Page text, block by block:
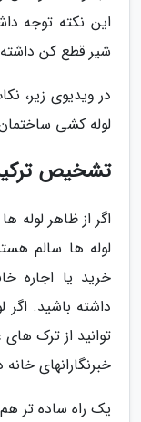
این نکته توجه
شیر قطع کن
در ویدیوی زیر،
لوله کشی
تشخیص
اگر از ظاهر لوله
لوله ها سالم
خرید یا اجاره
داشته باشید. اگر
توانید از ترک
خبرنگارانهای
یک راه ساده تر